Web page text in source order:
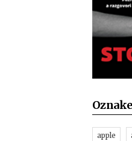
Oznake
apple